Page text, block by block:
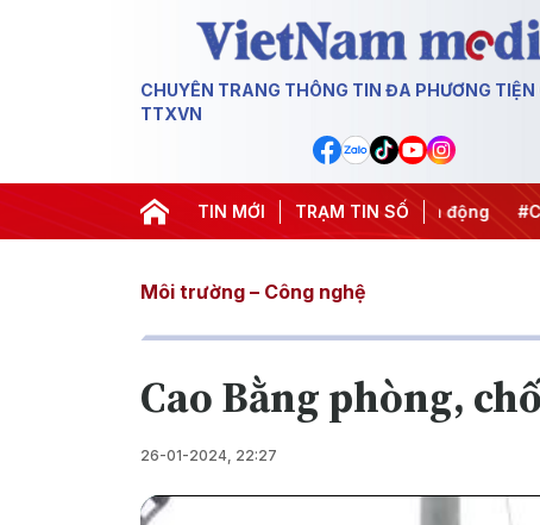
CHUYÊN TRANG THÔNG TIN ĐA PHƯƠNG TIỆN
TTXVN
TIN MỚI TRẠM TIN SỐ
#Đưa Nghị quyết thành hành động #Chiến
Môi trường – Công nghệ
Cao Bằng phòng,
26-01-2024, 22:27